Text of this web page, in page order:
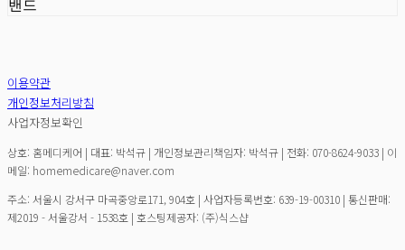
밴드
이용약관
개인정보처리방침
사업자정보확인
상호: 홈메디케어 | 대표: 박석규 | 개인정보관리책임자: 박석규 | 전화: 070-8624-9033 | 이
메일: homemedicare@naver.com
주소: 서울시 강서구 마곡중앙로171, 904호 | 사업자등록번호: 639-19-00310 | 통신판매:
제2019 - 서울강서 - 1538호 | 호스팅제공자: (주)식스샵